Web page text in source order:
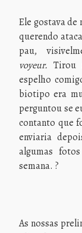
Ele gostava
querendo
pau,
voyeur. Tirou
espelho
biotipo era
perguntou se
contanto que
enviaria
algumas
semana. ?
As nossas